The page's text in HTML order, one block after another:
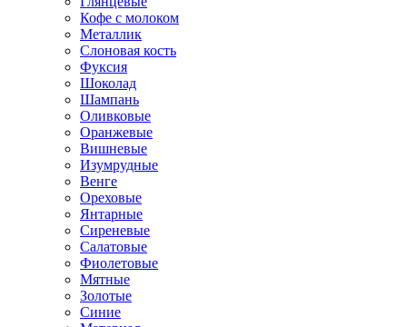
Кофе с молоком
Металлик
Слоновая кость
Фуксия
Шоколад
Шампань
Оливковые
Оранжевые
Вишневые
Изумрудные
Венге
Ореховые
Янтарные
Сиреневые
Салатовые
Фиолетовые
Мятные
Золотые
Синие